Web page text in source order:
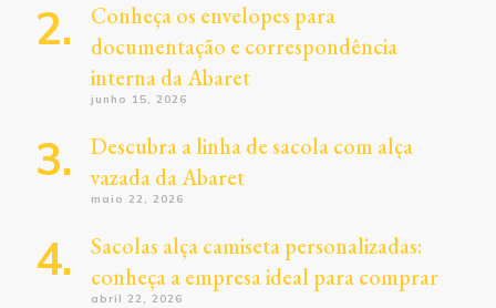
Conheça os envelopes para
documentação e correspondência
interna da Abaret
junho 15, 2026
Descubra a linha de sacola com alça
vazada da Abaret
maio 22, 2026
Sacolas alça camiseta personalizadas:
conheça a empresa ideal para comprar
abril 22, 2026